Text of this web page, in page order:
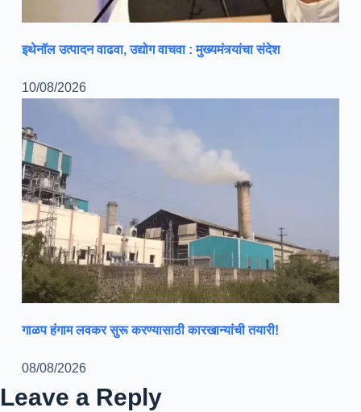
इथेनॉल उत्पादन वाढवा, उद्योग वाचवा : मुख्यमंत्र्यांचा संदेश
10/08/2026
गाळप हंगाम लवकर सुरू करण्यासाठी कारखान्यांची तयारी!
08/08/2026
Leave a Reply